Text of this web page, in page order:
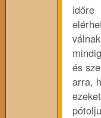
időre
és
arra,
ezeket